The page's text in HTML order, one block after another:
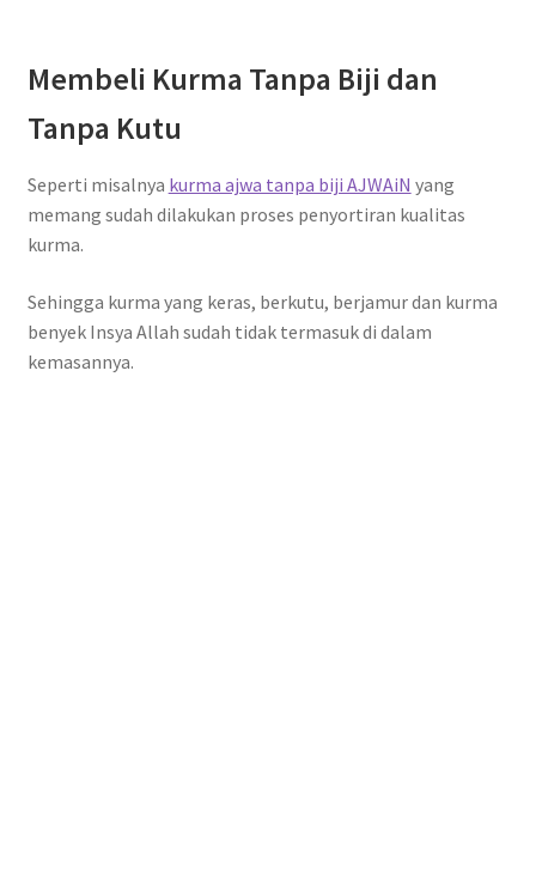
Membeli Kurma Tanpa Biji dan
Tanpa Kutu
Seperti misalnya kurma ajwa tanpa biji AJWAiN yang
memang sudah dilakukan proses penyortiran kualitas
kurma.
Sehingga kurma yang keras, berkutu, berjamur dan kurma
benyek Insya Allah sudah tidak termasuk di dalam
kemasannya.